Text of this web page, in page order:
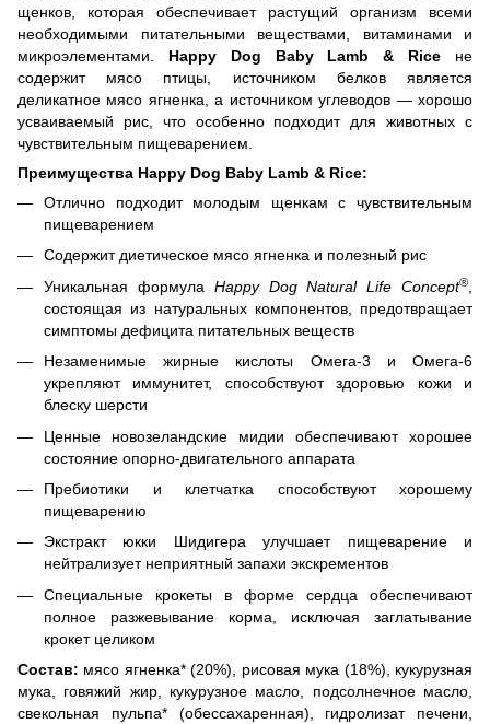
щенков, которая обеспечивает растущий организм всеми
необходимыми питательными веществами, витаминами и
микроэлементами. Happy Dog Baby Lamb & Rice не
содержит мясо птицы, источником белков является
деликатное мясо ягненка, а источником углеводов — хорошо
усваиваемый рис, что особенно подходит для животных с
чувствительным пищеварением.
Преимущества Happy Dog Baby Lamb & Rice:
Отлично подходит молодым щенкам с чувствительным
пищеварением
Содержит диетическое мясо ягненка и полезный рис
Уникальная формула Happy Dog Natural Life Concept®
состоящая из натуральных компонентов, предотвращает
симптомы дефицита питательных веществ
Незаменимые жирные кислоты Омега-3 и Омега-6
укрепляют иммунитет, способствуют здоровью кожи и
блеску шерсти
Ценные новозеландские мидии обеспечивают хорошее
состояние опорно-двигательного аппарата
Пребиотики и клетчатка способствуют хорошему
пищеварению
Экстракт юкки Шидигера улучшает пищеварение и
нейтрализует неприятный запахи экскрементов
Специальные крокеты в форме сердца обеспечивают
полное разжевывание корма, исключая заглатывание
крокет целиком
Состав: мясо ягненка* (20%), рисовая мука (18%), кукурузная
мука, говяжий жир, кукурузное масло, подсолнечное масло,
свекольная пульпа* (обессахаренная), гидролизат печени,